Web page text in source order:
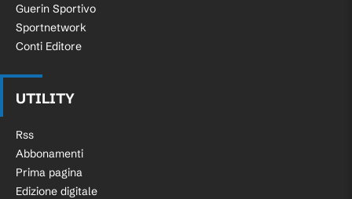
Guerin Sportivo
Sportnetwork
Conti Editore
UTILITY
Rss
Abbonamenti
Prima pagina
Edizione digitale